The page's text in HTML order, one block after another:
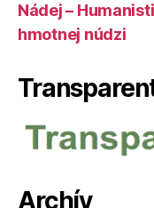
Nádej –
hmotnej núdzi
Archív